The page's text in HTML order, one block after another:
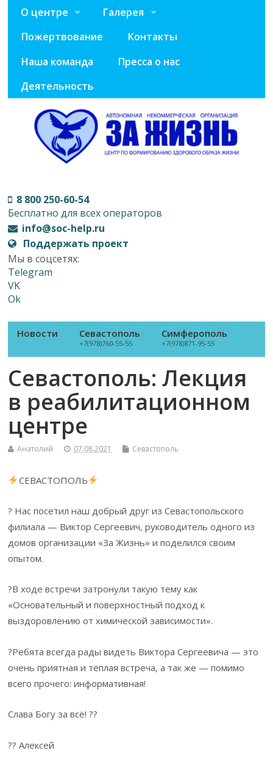
О центре
Галерея
Пожертвование
Контакты
Наша команда
Пресса о нас
Деятельность
8 800 250-60-54
Бесплатно для всех операторов
info@soc-help.ru
Поддержать проект
Мы в соцсетях:
Telegram
VK
Ok
Новости Севастополь
+7(978)760-55-55
Симферополь
+7(978)871-95-55
Севастополь: Лекция
в реабилитационном
центре
Анатолий 07.08.2021 Севастополь
СЕВАСТОПОЛЬ
? Нас посетил наш добрый друг из Севастопольского
филиала — Виктор Сергеевич, руководитель одного из
домов организации «За Жизнь» и поделился своим
опытом.
?В ходе встречи затронули такую тему как
«Основательный и поверхностный подход к
выздоровлению от химической зависимости».
?Ребята всегда рады видеть Виктора Сергеевича — это
очень приятная и тёплая встреча, а так же — помимо
всего прочего: информативная!
Слава Богу за всё! ??
?? Алексей